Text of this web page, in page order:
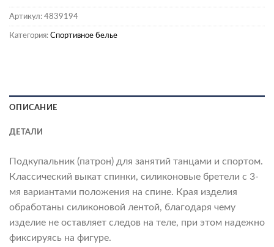
Артикул: 4839194
Категория: Спортивное белье
ОПИСАНИЕ
ДЕТАЛИ
Подкупальник (патрон) для занятий танцами и спортом.
Классический выкат спинки, силиконовые бретели с 3-
мя вариантами положения на спине. Края изделия
обработаны силиконовой лентой, благодаря чему
изделие не оставляет следов на теле, при этом надежно
фиксируясь на фигуре.